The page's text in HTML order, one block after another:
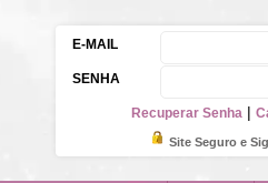
E-MAIL
SENHA
Recuperar Senha |
Site Seguro e